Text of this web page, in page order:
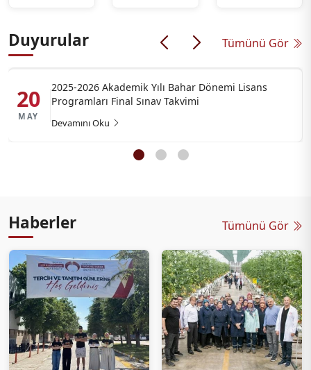
Duyurular Tümünü Gör
20
MAY
2025-2026 Akademik Yılı Bahar Dönemi Lisans
Programları Final Sınav Takvimi
Devamını Oku
Haberler Tümünü Gör